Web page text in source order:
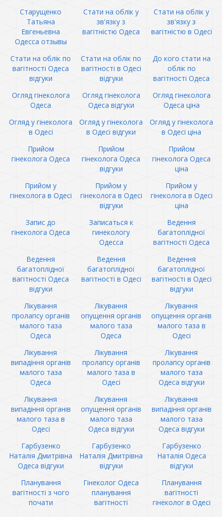
Старущенко
Татьяна
Евгеньевна
Одесса отзывы
Стати на облік у
зв'язку з
вагітністю Одеса
Стати на облік у
зв'язку з
вагітністю в Одесі
Стати на облік по
вагітності Одеса
відгуки
Стати на облік по
вагітності в Одесі
відгуки
До кого стати на
облік по
вагітності Одеса
Огляд гінеколога
Одеса
Огляд гінеколога
Одеса відгуки
Огляд гінеколога
Одеса ціна
Огляд у гінеколога
в Одесі
Огляд у гінеколога
в Одесі відгуки
Огляд у гінеколога
в Одесі ціна
Прийом
гінеколога Одеса
Прийом
гінеколога Одеса
відгуки
Прийом
гінеколога Одеса
ціна
Прийом у
гінеколога в Одесі
Прийом у
гінеколога в Одесі
відгуки
Прийом у
гінеколога в Одесі
ціна
Запис до
гінеколога Одеса
Записаться к
гинекологу
Одесса
Ведення
багатоплідної
вагітності Одеса
Ведення
багатоплідної
вагітності Одеса
відгуки
Ведення
багатоплідної
вагітності в Одесі
Ведення
багатоплідної
вагітності в Одесі
відгуки
Лікування
пролапсу органів
малого таза
Одеса
Лікування
опущення органів
малого таза
Одеса
Лікування
опущення органів
малого таза в
Одесі
Лікування
випадіння органів
малого таза
Одеса
Лікування
пролапсу органів
малого таза в
Одесі
Лікування
пролапсу органів
малого таза
Одеса відгуки
Лікування
випадіння органів
малого таза в
Одесі
Лікування
опущення органів
малого таза
Одеса відгуки
Лікування
випадіння органів
малого таза
Одеса відгуки
Гарбузенко
Наталія Дмитрівна
Одеса відгуки
Гарбузенко
Наталія Дмитрівна
відгуки
Гарбузенко
Наталія Одеса
відгуки
Планування
вагітності з чого
почати
Гінеколог Одеса
планування
вагітності
Планування
вагітності
гінеколог в Одесі